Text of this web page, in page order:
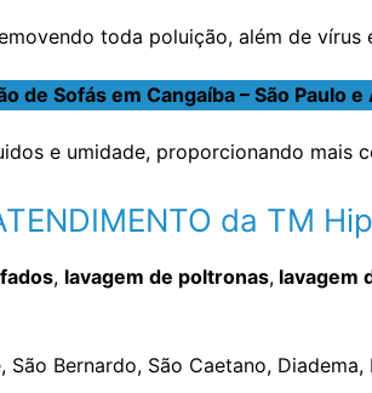
toda poluição, além de
de Sofás em Cangaíba – São Paulo e
e umidade, proporcionando mais
da TM
, lavagem de poltronas, lavagem
São Bernardo, São Caetano,